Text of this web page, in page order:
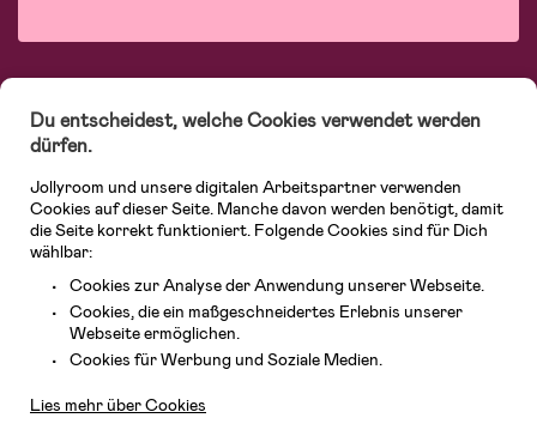
Kindern. Bei uns kannst Du schnell, einfach und stets zu niedrigen Preisen
einkaufen. Mit freiwilligem 365-Tage-Rückgaberecht und einem sehr
kompetenten Kundenservice kannst Du Dich beim Einkauf bei uns sicher
Autositze, Kinder- und Babymode, Produkte für Mütter und eine Menge
fantastischer Einrichtungsgegenstände, Spielsachen, Babyprodukte und
vieles mehr. Wir haben Produkte von bekannten Herstellern wie Britax, Maxi-
Cosi, Hauck, Baby Jogger, Ergobaby, Didriksons, KidKraft, Ergobaby, Philips
unserer vielfältigen Online-Boutique für Kinder & Babys. Willkommen!
Du entscheidest, welche Cookies verwendet werden
dürfen.
Jollyroom und unsere digitalen Arbeitspartner verwenden
Cookies auf dieser Seite. Manche davon werden benötigt, damit
die Seite korrekt funktioniert. Folgende Cookies sind für Dich
wählbar:
Cookies zur Analyse der Anwendung unserer Webseite.
Cookies, die ein maßgeschneidertes Erlebnis unserer
Webseite ermöglichen.
Cookies für Werbung und Soziale Medien.
Lies mehr über Cookies